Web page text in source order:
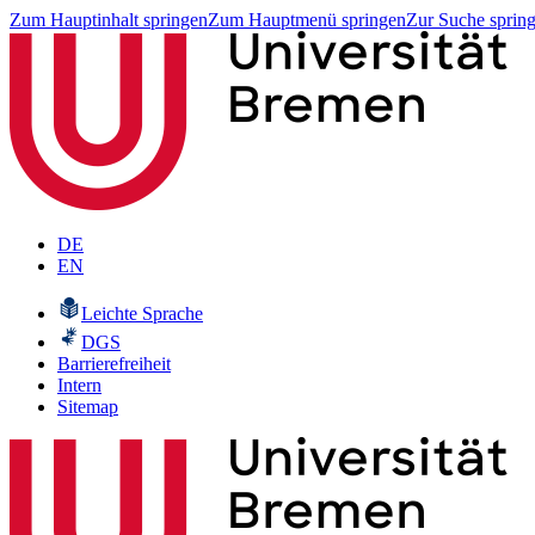
Zum Hauptinhalt springenZum Hauptmenü springenZur Suche
DE
EN
Leichte Sprache
DGS
Barrierefreiheit
Intern
Sitemap